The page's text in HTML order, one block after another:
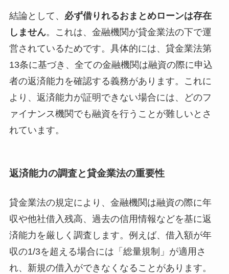
結論として、 必ず借りれるおまとめローンは存在
しません。これは、金融機関が貸金業法の下で運
営されているためです。具体的には、貸金業法第
13条に基づき、全ての金融機関は融資の際に申込
者の返済能力を確認する義務があります。これに
より、返済能力が証明できない場合には、どのフ
ァイナンス機関でも融資を行うことが難しいとさ
れています。
返済能力の調査と貸金業法の重要性
貸金業法の規定により、金融機関は融資の際に年
収や他社借入残高、過去の信用情報などを基に返
済能力を厳しく調査します。例えば、借入額が年
収の1/3を超える場合には「総量規制」が適用さ
れ、新規の借入ができなくなることがあります。